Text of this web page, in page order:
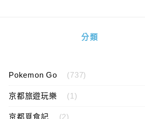
分類
Pokemon Go (737)
京都旅遊玩樂 (1)
京都覓食記 (2)